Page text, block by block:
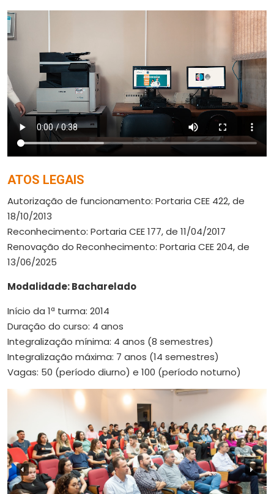
ATOS LEGAIS
Autorização de funcionamento: Portaria CEE 422, de
18/10/2013
Reconhecimento: Portaria CEE 177, de 11/04/2017
Renovação do Reconhecimento: Portaria CEE 204, de
13/06/2025
Modalidade: Bacharelado
Início da 1ª turma: 2014
Duração do curso: 4 anos
Integralização mínima: 4 anos (8 semestres)
Integralização máxima: 7 anos (14 semestres)
Vagas: 50 (período diurno) e 100 (período noturno)